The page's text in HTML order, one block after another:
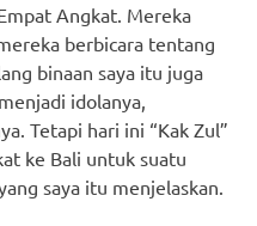
Angkat. Mereka
berbicara tentang
binaan saya itu juga
idolanya,
Tetapi hari ini “Kak Zul”
ke Bali untuk suatu
saya itu menjelaskan.